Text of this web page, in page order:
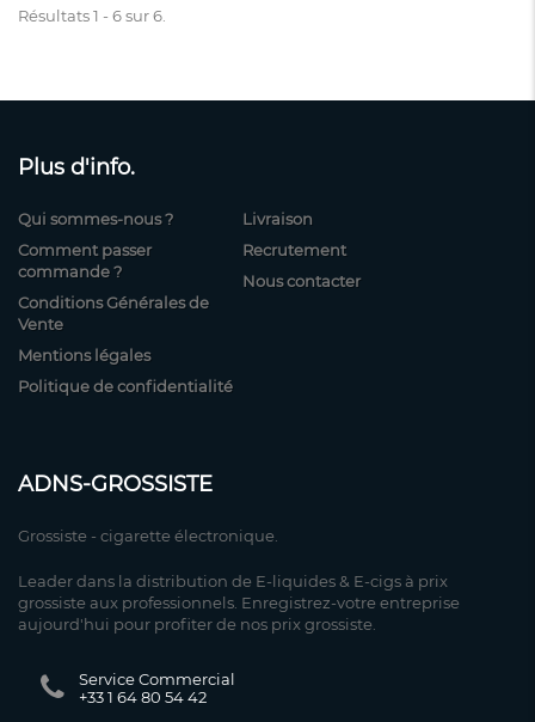
Résultats 1 - 6 sur 6.
Plus d'info.
Qui sommes-nous ?
Comment passer
commande ?
Conditions Générales de
Vente
Mentions légales
Politique de confidentialité
Livraison
Recrutement
Nous contacter
ADNS-GROSSISTE
Grossiste - cigarette électronique.
Leader dans la distribution de E-liquides & E-cigs à prix
grossiste aux professionnels. Enregistrez-votre entreprise
aujourd'hui pour profiter de nos prix grossiste.
Service Commercial
+33 1 64 80 54 42